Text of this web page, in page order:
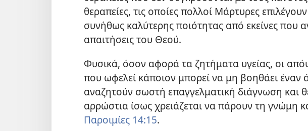
θεραπείες, τις οποίες πολλοί Μάρτυρες
συνήθως καλύτερης ποιότητας από εκείνες που
απαιτήσεις του Θεού.
Φυσικά, όσον αφορά τα ζητήματα υγείας, οι
που ωφελεί κάποιον μπορεί να μη βοηθάει έναν
αναζητούν σωστή επαγγελματική διάγνωση και
αρρώστια ίσως χρειάζεται να πάρουν τη γνώμη
Παροιμίες 14:15.